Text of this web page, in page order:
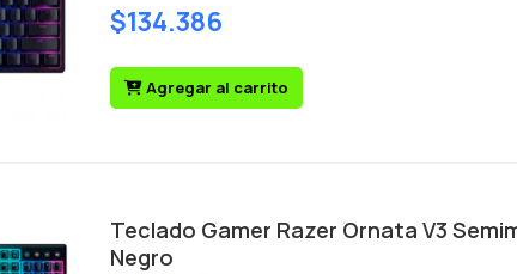
$134.386
Agregar al carrito
Teclado Gamer Razer Ornata V3
Negro